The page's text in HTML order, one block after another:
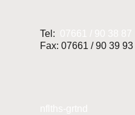
Tel:
Fax: 07661 / 90 39 93